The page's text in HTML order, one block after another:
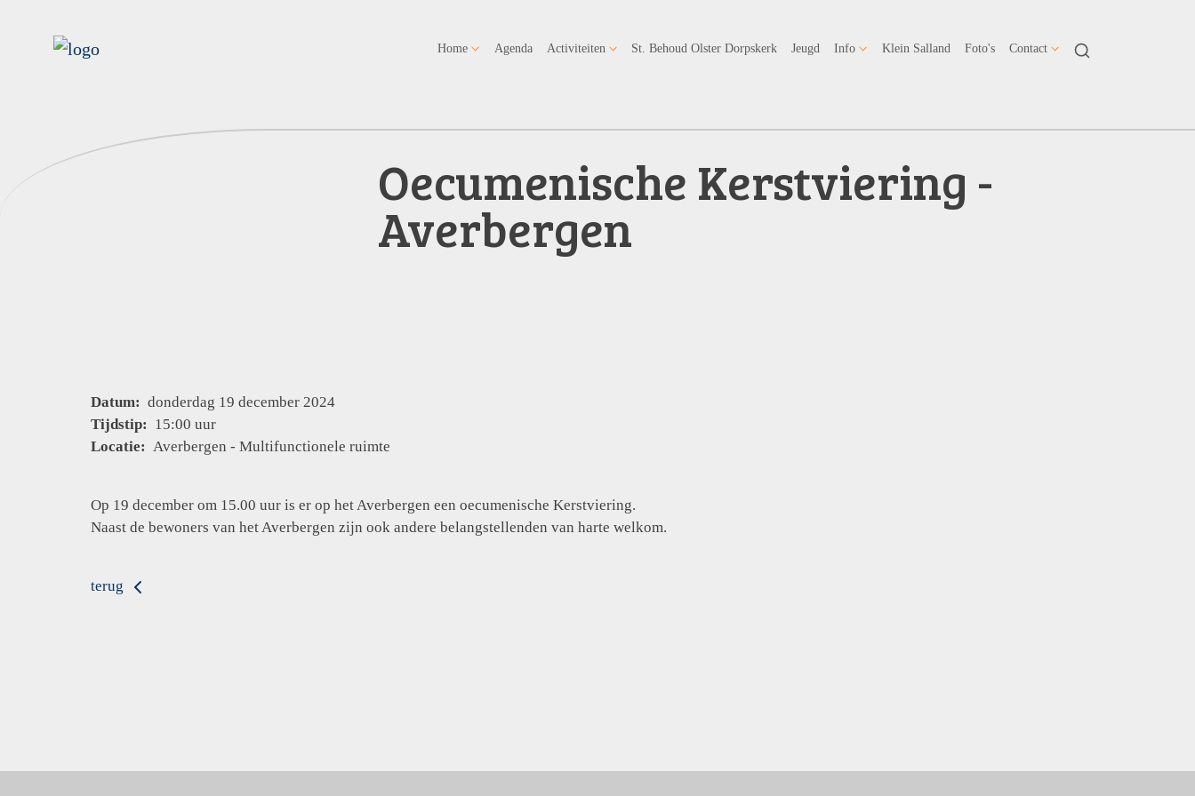
Home Agenda Activiteiten St. Behoud Olster Dorpskerk Jeugd Info Klein Salland Foto's Contact
Oecumenische Kerstviering -
Averbergen
Datum: donderdag 19 december 2024
Tijdstip: 15:00 uur
Locatie: Averbergen - Multifunctionele ruimte
Op 19 december om 15.00 uur is er op het Averbergen een oecumenische Kerstviering.
Naast de bewoners van het Averbergen zijn ook andere belangstellenden van harte welkom.
terug